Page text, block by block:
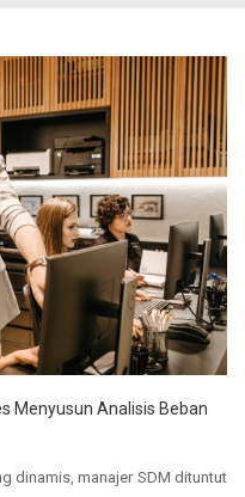
Menyusun Analisis Beban
dinamis, manajer SDM dituntut